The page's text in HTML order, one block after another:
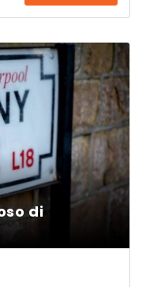
di